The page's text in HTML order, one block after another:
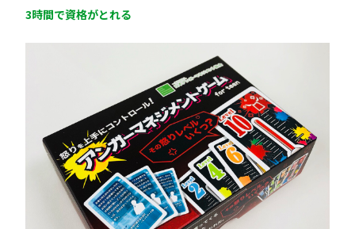
3時間で資格がとれる